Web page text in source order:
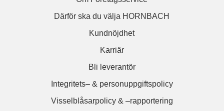
Därför ska du välja HORNBACH
Kundnöjdhet
Karriär
Bli leverantör
Integritets– & personuppgiftspolicy
Visselblåsarpolicy & –rapportering